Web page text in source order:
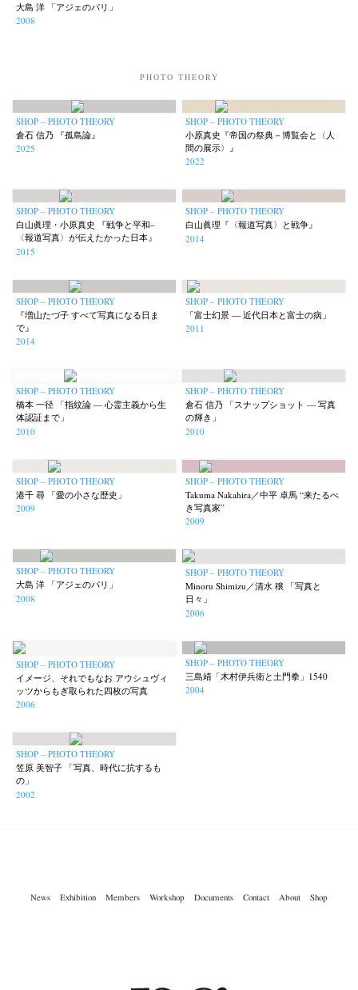
大島 洋 「アジェのパリ」
2008
PHOTO THEORY
SHOP – PHOTO THEORY
倉石 信乃 『孤島論』
2025
SHOP – PHOTO THEORY
小原真史『帝国の祭典－博覧会と〈人
間の展示〉』
2022
SHOP – PHOTO THEORY
白山眞理・小原真史 『戦争と平和–
〈報道写真〉が伝えたかった日本』
2015
SHOP – PHOTO THEORY
白山眞理『〈報道写真〉と戦争』
2014
SHOP – PHOTO THEORY
『増山たづ子 すべて写真になる日ま
で』
2014
SHOP – PHOTO THEORY
「富士幻景 — 近代日本と富士の病」
2011
SHOP – PHOTO THEORY
橋本 一径 「指紋論 — 心霊主義から生
体認証まで」
2010
SHOP – PHOTO THEORY
倉石 信乃 「スナップショット — 写真
の輝き」
2010
SHOP – PHOTO THEORY
港千 尋 「愛の小さな歴史」
2009
SHOP – PHOTO THEORY
Takuma Nakahira／中平 卓馬 “来たるべ
き写真家”
2009
SHOP – PHOTO THEORY
大島 洋 「アジェのパリ」
2008
SHOP – PHOTO THEORY
Minoru Shimizu／清水 穣 「写真と
日々」
2006
SHOP – PHOTO THEORY
イメージ、それでもなお アウシュヴィ
ッツからもぎ取られた四枚の写真
2006
SHOP – PHOTO THEORY
三島靖「木村伊兵衛と土門拳」1540
2004
SHOP – PHOTO THEORY
笠原 美智子 「写真、時代に抗するも
の」
2002
News Exhibition Members Workshop Documents Contact About Shop